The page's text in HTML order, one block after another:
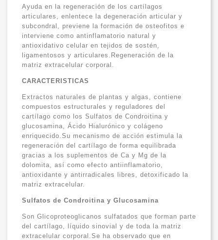
Ayuda en la regeneración de los cartílagos
articulares, enlentece la degeneración articular y
subcondral, previene la formación de osteofitos e
interviene como antinflamatorio natural y
antioxidativo celular en tejidos de sostén,
ligamentosos y articulares.Regeneración de la
matriz extracelular corporal.
CARACTERISTICAS
Extractos naturales de plantas y algas, contiene
compuestos estructurales y reguladores del
cartílago como los Sulfatos de Condroitina y
glucosamina, Ácido Hialurónico y colágeno
enriquecido.Su mecanismo de acción estimula la
regeneración del cartílago de forma equilibrada
gracias a los suplementos de Ca y Mg de la
dolomita, así como efecto antiinflamatorio,
antioxidante y antirradicales libres, detoxificado la
matriz extracelular.
Sulfatos de Condroitina y Glucosamina
Son Glicoproteoglicanos sulfatados que forman parte
del cartílago, líquido sinovial y de toda la matriz
extracelular corporal.Se ha observado que en